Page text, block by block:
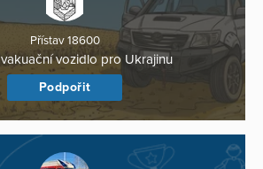
Přístav 18600
vozidlo pro Ukrajinu
Podpořit